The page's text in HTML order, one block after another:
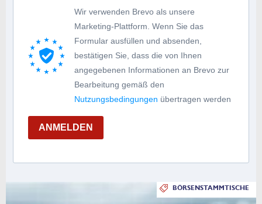
Wir verwenden Brevo als unsere
Marketing-Plattform. Wenn Sie das
Formular ausfüllen und absenden,
bestätigen Sie, dass die von Ihnen
angegebenen Informationen an Brevo zur
Bearbeitung gemäß den
Nutzungsbedingungen übertragen werden
ANMELDEN
BÖRSENSTAMMTISCHE